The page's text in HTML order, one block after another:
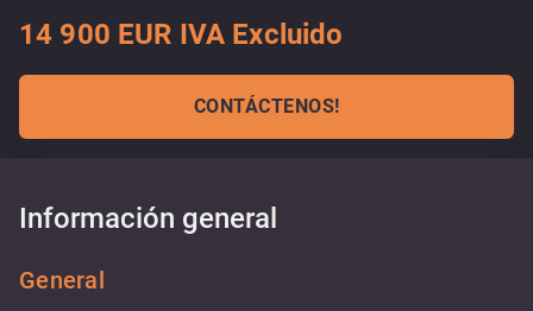
14 900 EUR IVA Excluido
CONTÁCTENOS!
Información general
General